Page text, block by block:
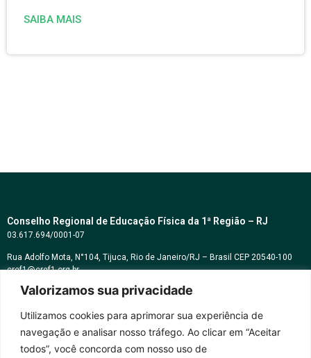
Valorizamos sua privacidade
Utilizamos cookies para aprimorar sua experiência de
navegação e analisar nosso tráfego. Ao clicar em “Aceitar
todos”, você concorda com nosso uso de
SAIBA MAIS
Conselho Regional de Educação Física da 1ª Região – RJ
03.617.694/0001-07
Rua Adolfo Mota, N°104, Tijuca, Rio de Janeiro/RJ – Brasil CEP 20540-100
cref1@cref1.org.br
Assessoria de comunicação:
Horários de atendimento: